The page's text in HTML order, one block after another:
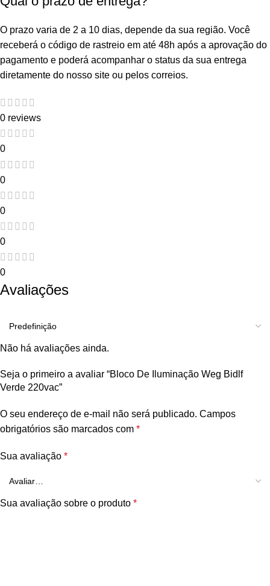
O prazo varia de 2 a 10 dias, depende da sua região. Você
receberá o código de rastreio em até 48h após a aprovação do
pagamento e poderá acompanhar o status da sua entrega
diretamente do nosso site ou pelos correios.
0 reviews
0
0
0
0
0
Avaliações
Não há avaliações ainda.
Seja o primeiro a avaliar “Bloco De Iluminação Weg Bidlf
Verde 220vac”
O seu endereço de e-mail não será publicado. Campos
obrigatórios são marcados com *
Sua avaliação *
Sua avaliação sobre o produto *